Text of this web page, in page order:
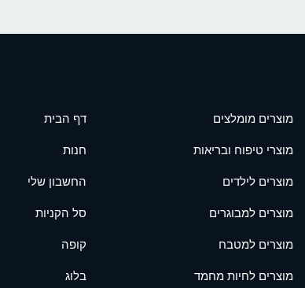
מוצרים מומלצים
מוצרי טיפוח ובריאות
מוצרים לילדים
מוצרים למבוגרים
מוצרים למטבח
מוצרים לחיות מחמד
דף הבית
חנות
החשבון שלי
סל הקניות
קופה
בלוג